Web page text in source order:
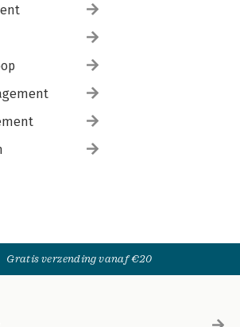
Gratis verzending vanaf €20